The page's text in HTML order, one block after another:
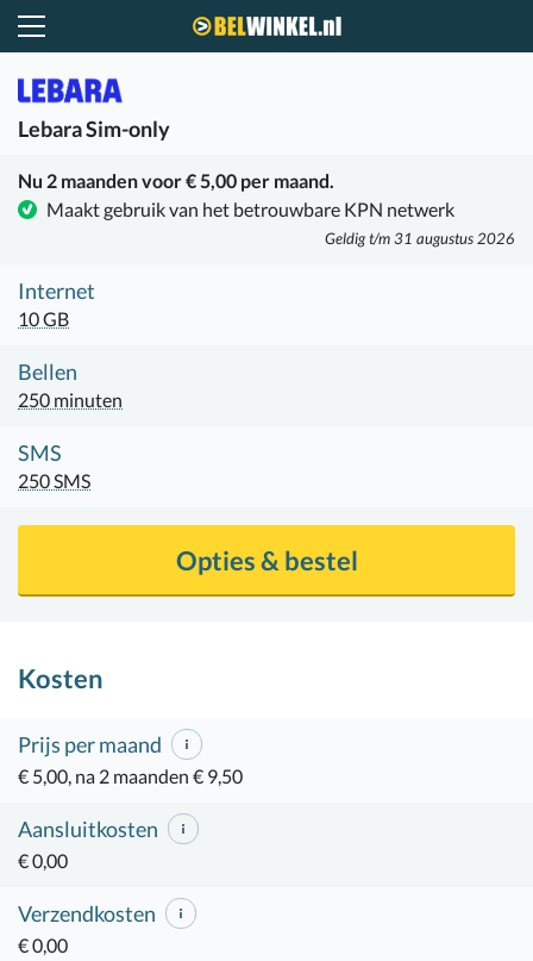
LebaraSim-only
Nu 2 maanden voor € 5,00 per maand.
Maakt gebruik van het betrouwbare KPN netwerk
Geldig t/m 31 augustus 2026
Internet
10 GB
Bellen
250 minuten
SMS
250 SMS
Opties & bestel
Kosten
Prijs per maand
€ 5,00, na 2 maanden € 9,50
Aansluitkosten
€ 0,00
Verzendkosten
€ 0,00